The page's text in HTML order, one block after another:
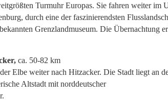
Turmuhr Europas. Sie fahren weiter im
durch eine der faszinierendsten
Grenzlandmuseum. Die Übernachtung
ca. 50-82 km
Elbe weiter nach Hitzacker. Die Stadt liegt an
Altstadt mit norddeutscher